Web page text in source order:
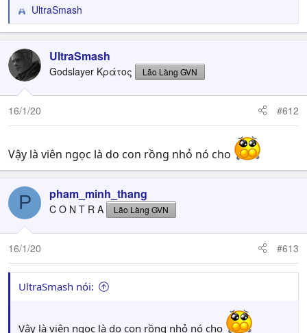
R
e
c
t
i
o
n
s
UltraSmash
UltraSmash
Godslayer Κράτος Lão Làng GVN
16/1/20 #612
Vậy là viên ngọc là do con rồng nhỏ nó cho
P pham_minh_thang
C O N T R A Lão Làng GVN
16/1/20 #613
UltraSmash nói:
Vậy là viên ngọc là do con rồng nhỏ nó cho